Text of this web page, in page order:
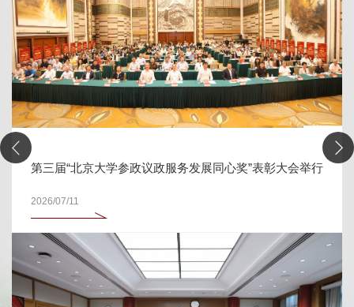
第三届“北京大学参政议政服务发展同心奖”表彰大会举行
2026/07/11